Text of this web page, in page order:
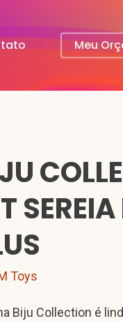
Meu
Toys
Biju Collection é